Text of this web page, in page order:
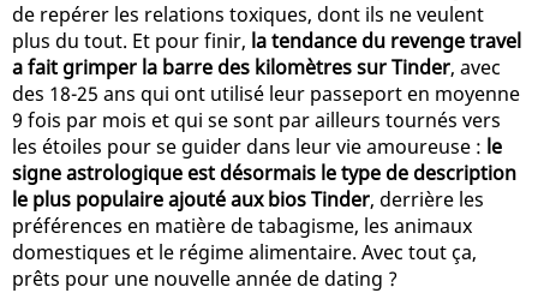
de repérer les relations toxiques, dont ils ne veulent
plus du tout. Et pour finir, la tendance du revenge travel
a fait grimper la barre des kilomètres sur Tinder, avec
des 18-25 ans qui ont utilisé leur passeport en moyenne
9 fois par mois et qui se sont par ailleurs tournés vers
les étoiles pour se guider dans leur vie amoureuse : le
signe astrologique est désormais le type de description
le plus populaire ajouté aux bios Tinder, derrière les
préférences en matière de tabagisme, les animaux
domestiques et le régime alimentaire. Avec tout ça,
prêts pour une nouvelle année de dating ?